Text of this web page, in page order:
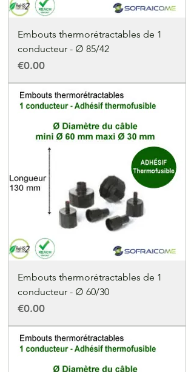
Embouts thermorétractables de 1
conducteur - ∅ 85/42
Price
€0.00
Embouts thermorétractables de 1
conducteur - ∅ 60/30
Price
€0.00